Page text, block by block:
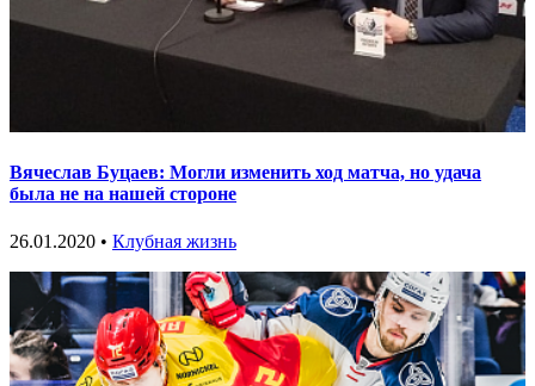
Вячеслав Буцаев: Могли изменить ход матча, но удача
была не на нашей стороне
26.01.2020 • Клубная жизнь